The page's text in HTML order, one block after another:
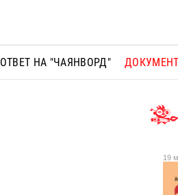
ОТВЕТ НА "ЧАЯНВОРД"
19